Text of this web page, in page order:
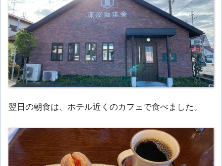
翌日の朝食は、ホテル近くのカフェで食べました。